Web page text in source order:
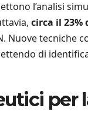
l’analisi
circa il 23%
Nuove tecniche
di
per